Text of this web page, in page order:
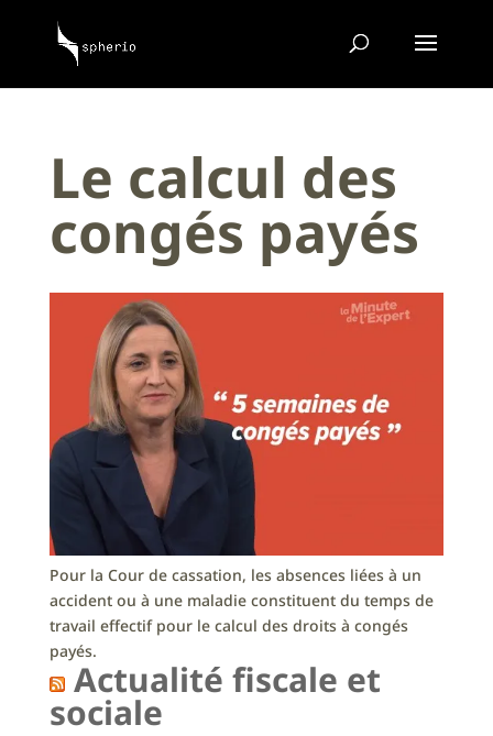
Le calcul des
congés payés
Pour la Cour de cassation, les absences liées à un
accident ou à une maladie constituent du temps de
travail effectif pour le calcul des droits à congés
payés.
Actualité fiscale et
sociale